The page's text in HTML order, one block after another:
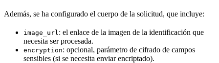
Además, se ha configurado el cuerpo de la solicitud, que incluye:
image_url : el enlace de la imagen de la identificación que
necesita ser procesada.
encryption: opcional, parámetro de cifrado de campos
sensibles (si se necesita enviar encriptado).